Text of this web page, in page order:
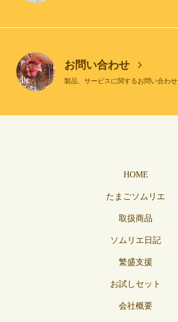
お問い合わせ
製品、サービスに関するお問い合わせ
HOME
たまごソムリエ
取扱商品
ソムリエ日記
繁盛支援
お試しセット
会社概要